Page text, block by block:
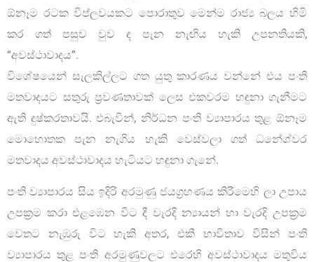
ඕනෑම රටක විප්ලවයකට පොරාතුව මෙන්ම රාජ්‍ය බලය හිමි
කර ගත් පසුව වුව ද පැන නැඟිය හැකි උපනතියකි,
“අවස්ථාවාදය”.
විශේෂයෙන් සැලකිල්ලට ගත යුතු කාරණය වන්නේ එය පංති
මතවාදයට සතුරු ප්‍රවණතාවක් ලෙස එකවරම හඳුනා ගැනීමට
ඇති දුෂ්කරතාවයි. එබැවින්, නිර්ධන පංති ව්‍යාපාරය තුළ ඕනෑම
මොහොතක පැන නැගිය හැකි වෙස්වලා ගත් ධනේශ්වර
මතවාදය අවස්ථාවාදය හැටියට හඳුනා ගැනේ.
පංති ව්‍යාපාරය සිය ඉදිරි අරමුණු ජයග්‍රහණය කිරීමෙහි ලා උපාය
උපක්‍රම කරා එළඹෙන විට දී වැරදි න්‍යායන් හා වැරදි උපක්‍රම
වෙතට නැඹුරු විට හැකි අතර, එකී භාවිතාව විසින් පංති
ව්‍යාපාරය තුළ පංති අරමුණුවලට එරෙහි අවස්ථාවාදය මතුවිය